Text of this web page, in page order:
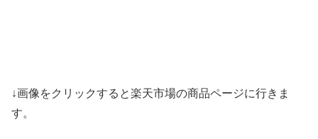
↓画像をクリックすると楽天市場の商品ページに行きま
す。